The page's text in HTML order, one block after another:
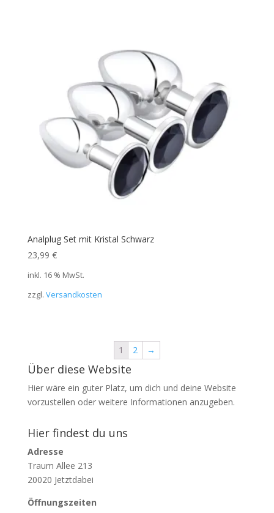
Analplug Set mit Kristal Schwarz
23,99 €
inkl. 16 % MwSt.
zzgl. Versandkosten
1 2 →
Über diese Website
Hier wäre ein guter Platz, um dich und deine Website
vorzustellen oder weitere Informationen anzugeben.
Hier findest du uns
Adresse
Traum Allee 213
20020 Jetztdabei
Öffnungszeiten